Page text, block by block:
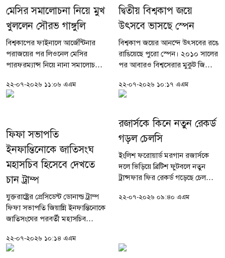
মেসির সমালোচনা নিয়ে মুখ
খুললেন সৌরভ গাঙ্গুলি
বিশ্বকাপের ফাইনালে আর্জেন্টিনার
পরাজয়ের পর লিওনেল মেসির
পারফরম্যান্স নিয়ে নানা সমালোচনা
সমালোচনাকে অযৌক্তিক বলে মনে
করেন ভারতের সাবেক ক্রিকেট
২২-০৭-২০২৬ ১১:০৬ এএম
দ্বিতীয় বিশ্বকাপ জয়ে
উৎসবে ভাসছে স্পেন
বিশ্বকাপ জয়ের আনন্দে উৎসবের রঙে
রাঙিয়েছে পুরো স্পেন। ২০১০ সালের
পর আবারও বিশ্বসেরার মুকুট জিতে
লা রোহা। এই ঐতিহাসিক সাফল্য
উদযাপনে রাজধানী মাদ্রিদে নেমে...
২২-০৭-২০২৬ ১০:১৭ এএম
ফিফা সভাপতি
ইনফান্তিনোকে জাতিসংঘ
মহাসচিব হিসেবে দেখতে
চান ট্রাম্প
যুক্তরাষ্ট্রের প্রেসিডেন্ট ডোনাল্ড ট্রাম্প
ফিফা সভাপতি জিয়ান্নি ইনফান্তিনোকে
জাতিসংঘের পরবর্তী মহাসচিব
দাবি করেছে মার্কিন সংবাদমাধ্যম
নিউইয়র্ক...
২২-০৭-২০২৬ ১০:১৪ এএম
রজার্সকে কিনে নতুন রেকর্ড
গড়ল চেলসি
ইংলিশ ফরোয়ার্ড মরগান রজার্সকে
দলে ভিড়িয়ে ব্রিটিশ ফুটবলে নতুন
ট্রান্সফার ফির রেকর্ড গড়েছে চেলসি।
এই ফরোয়ার্ডকে কিনতে লন্ডনের
২২-০৭-২০২৬ ০৯:৪০ এএম